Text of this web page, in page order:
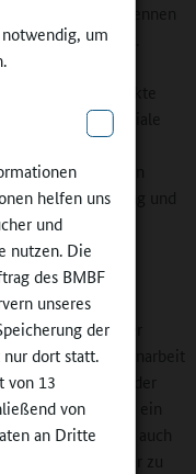
um
helfen uns
und
nutzen. Die
des BMBF
unseres
der
dort statt.
von 13
von
an Dritte
"Die Kinder kennen
Thomas Pfadt.
die
Betreuung Projekte
die für das soziale
und
gehören
wie die Ausbildung und
der
und die
keiner
Zusammenarbeit
und angesichts der
Ganztagsteam ein
entwickelt, das auch
uns, Fehler zu